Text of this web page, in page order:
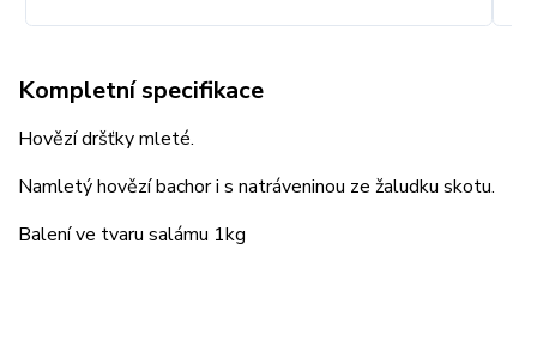
Kompletní specifikace
Hovězí dršťky mleté.
Namletý hovězí bachor i s natráveninou ze žaludku skotu.
Balení ve tvaru salámu 1kg